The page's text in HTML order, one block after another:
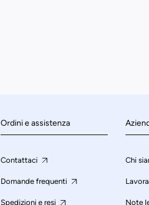
Ordini e assistenza
Contattaci
Domande frequenti
Spedizioni e resi
Chi
Note